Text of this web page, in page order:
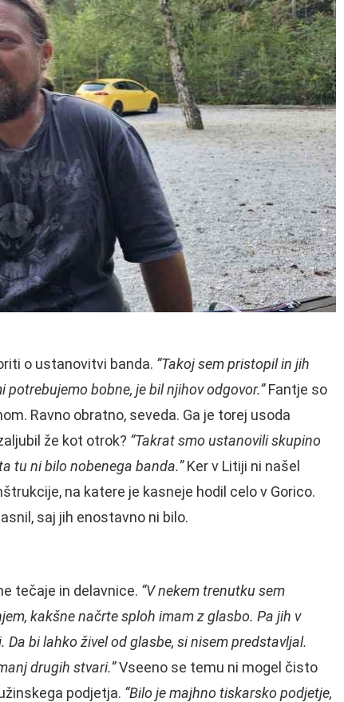
o ustanovitvi banda. “Takoj sem pristopil in jih
bobne, je bil njihov odgovor.”Fantje so
Ravno obratno, seveda. Ga je torej usoda
že kot otrok? “Takrat smo ustanovili skupino
tu ni bilo nobenega banda.”Ker v Litiji ni našel
na katere je kasneje hodil celo v Gorico.
saj jih enostavno ni bilo.
tečaje in delavnice. “V nekem trenutku sem
kakšne načrte sploh imam z glasbo. Pa jih v
bi lahko živel od glasbe, si nisem predstavljal.
drugih stvari.”Vseeno se temu ni mogel čisto
podjetja. “Bilo je majhno tiskarsko podjetje,